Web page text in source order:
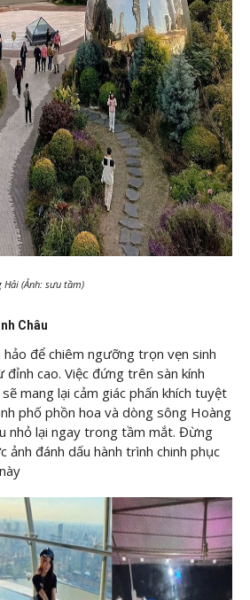
Hải (Ảnh: sưu tầm)
Châu
để chiêm ngưỡng trọn vẹn sinh
cao. Việc đứng trên sàn kính
mang lại cảm giác phấn khích tuyệt
phố phồn hoa và dòng sông Hoàng
nhỏ lại ngay trong tầm mắt. Đừng
ảnh đánh dấu hành trình chinh phục